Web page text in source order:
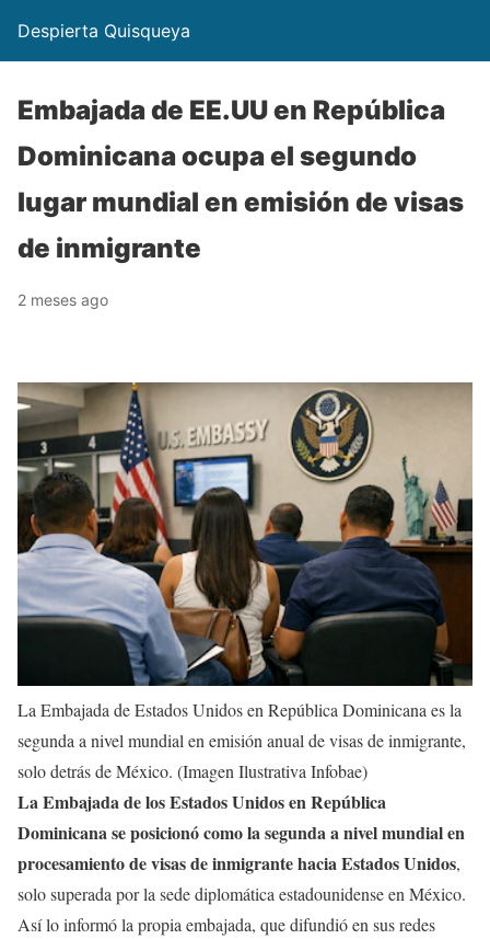
Despierta Quisqueya
Embajada de EE.UU en República
Dominicana ocupa el segundo
lugar mundial en emisión de visas
de inmigrante
2 meses ago
La Embajada de Estados Unidos en República Dominicana es la
segunda a nivel mundial en emisión anual de visas de inmigrante,
solo detrás de México. (Imagen Ilustrativa Infobae)
La Embajada de los Estados Unidos en República
Dominicana se posicionó como la segunda a nivel mundial en
procesamiento de visas de inmigrante hacia Estados Unidos,
solo superada por la sede diplomática estadounidense en México.
Así lo informó la propia embajada, que difundió en sus redes